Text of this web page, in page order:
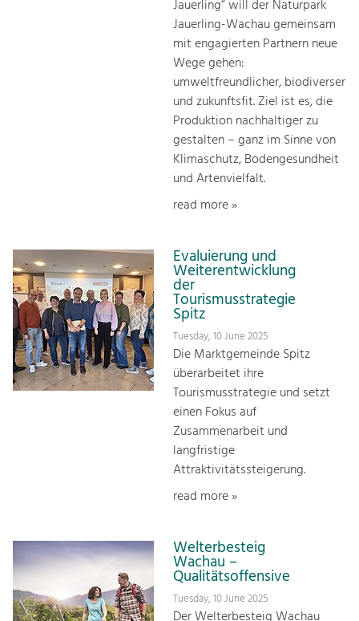
Jauerling“ will der Naturpark
Jauerling-Wachau gemeinsam
mit engagierten Partnern neue
Wege gehen:
umweltfreundlicher, biodiverser
und zukunftsfit. Ziel ist es, die
Produktion nachhaltiger zu
gestalten – ganz im Sinne von
Klimaschutz, Bodengesundheit
und Artenvielfalt.
read more »
Evaluierung und
Weiterentwicklung
der
Tourismusstrategie
Spitz
Tuesday, 10 June 2025
Die Marktgemeinde Spitz
überarbeitet ihre
Tourismusstrategie und setzt
einen Fokus auf
Zusammenarbeit und
langfristige
Attraktivitätssteigerung.
read more »
Welterbesteig
Wachau –
Qualitätsoffensive
Tuesday, 10 June 2025